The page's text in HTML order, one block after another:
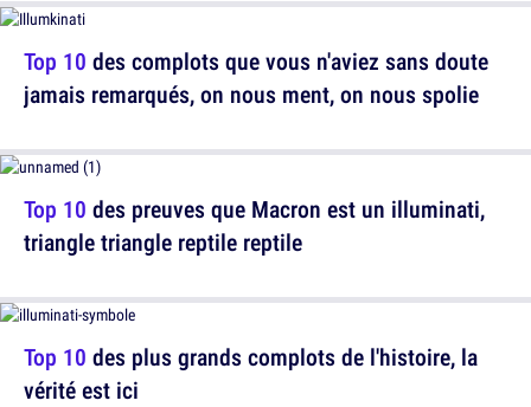
Top 10 des preuves que Macron est un illuminati,
triangle triangle reptile reptile
Top 10 des complots que vous n'aviez sans doute
jamais remarqués, on nous ment, on nous spolie
Top 10 des plus grands complots de l'histoire, la
vérité est ici